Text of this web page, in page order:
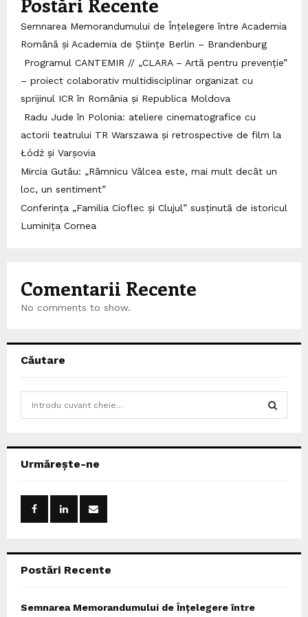
Semnarea Memorandumului de Înțelegere între Academia
Română și Academia de Științe Berlin – Brandenburg
Programul CANTEMIR // „CLARA – Artă pentru prevenție”
– proiect colaborativ multidisciplinar organizat cu
sprijinul ICR în România și Republica Moldova
Radu Jude în Polonia: ateliere cinematografice cu
actorii teatrului TR Warszawa și retrospective de film la
Łódź și Varșovia
Mircia Gutău: „Râmnicu Vâlcea este, mai mult decât un
loc, un sentiment”
Conferința „Familia Cioflec și Clujul” susținută de istoricul
Luminița Cornea
Comentarii Recente
No comments to show.
Căutare
h
o
Urmărește-ne
Postări Recente
Semnarea Memorandumului de Înțelegere între